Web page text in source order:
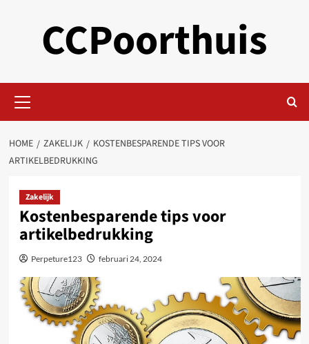
CCPoorthuis
Menu
HOME ZAKELIJK
KOSTENBESPARENDE TIPS VOOR
ARTIKELBEDRUKKING
Zakelijk
Kostenbesparende tips voor
artikelbedrukking
Perpeture123 februari 24, 2024